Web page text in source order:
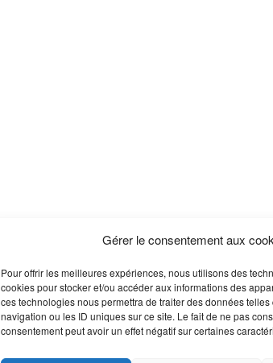
Gérer le consentement aux
Pour offrir les meilleures expériences, nous utilisons des
cookies pour stocker et/ou accéder aux informations des
ces technologies nous permettra de traiter des données
navigation ou les ID uniques sur ce site. Le fait de ne pas
consentement peut avoir un effet négatif sur certaines